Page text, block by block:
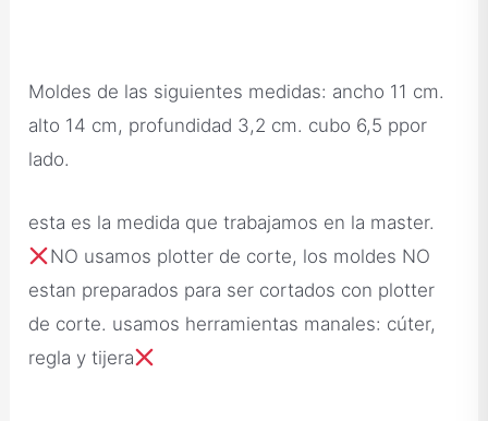
Moldes de las siguientes medidas: ancho 11 cm.
alto 14 cm, profundidad 3,2 cm. cubo 6,5 ppor
lado.
esta es la medida que trabajamos en la master.
NO usamos plotter de corte, los moldes NO
estan preparados para ser cortados con plotter
de corte. usamos herramientas manales: cúter,
regla y tijera